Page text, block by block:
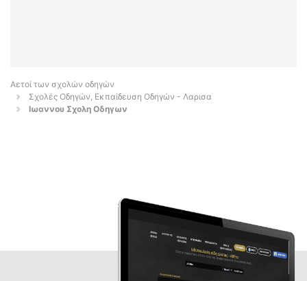
Αετοί των σχολών οδηγών
Σχολές Οδηγών, Εκπαίδευση Οδηγών - Λαρισα
Ιωαννου Σχολη Οδηγων